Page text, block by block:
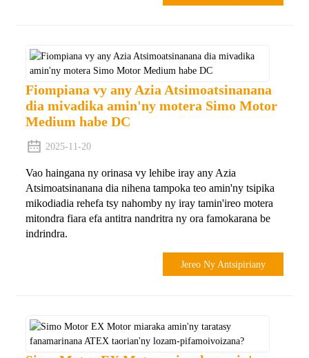
Fiompiana vy any Azia Atsimoatsinanana
dia mivadika amin'ny motera Simo Motor
Medium habe DC
2025-11-20
Vao haingana ny orinasa vy lehibe iray any Azia
Atsimoatsinanana dia nihena tampoka teo amin'ny tsipika
mikodiadia rehefa tsy nahomby ny iray tamin'ireo motera
mitondra fiara efa antitra nandritra ny ora famokarana be
indrindra.
Jereo Ny Antsipiriany